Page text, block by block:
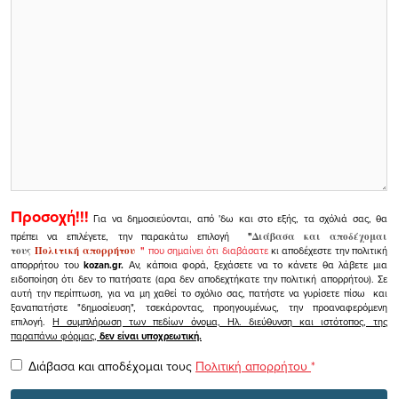
Προσοχή!!! Για να δημοσιεύονται, από 'δω και στο εξής, τα σχόλιά σας, θα
πρέπει να επιλέγετε, την παρακάτω επιλογή
"Διάβασα και αποδέχομαι
τουςΠολιτική απορρήτου" που σημαίνει ότι διαβάσατεκι αποδέχεστε την πολιτική
απορρήτου τουkozan.gr. Αν, κάποια φορά, ξεχάσετε να το κάνετε θα λάβετε μια
ειδοποίηση ότι δεν το πατήσατε (αρα δεν αποδεχτήκατε την πολιτική απορρήτου). Σε
αυτή την περίπτωση, για να μη χαθεί το σχόλιο σας, πατήστε να γυρίσετε πίσω και
ξαναπατήστε "δημοσίευση", τσεκάροντας, προηγουμένως, την προαναφερόμενη
επιλογή.Η συμπλήρωση των πεδίων όνομα, Ηλ. διεύθυνση και ιστότοπος, της
παραπάνω φόρμας, δεν είναι υποχρεωτική.
Διάβασα και αποδέχομαι τους Πολιτική απορρήτου *